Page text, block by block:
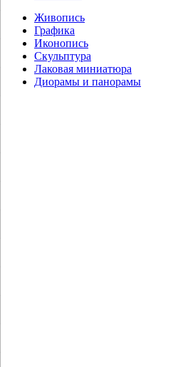
Живопись
Графика
Иконопись
Скульптура
Лаковая миниатюра
Диорамы и панорамы